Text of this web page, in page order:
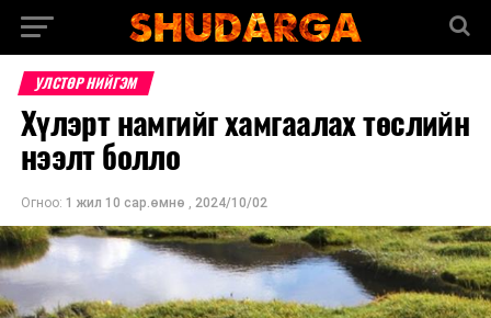
УЛСТӨР НИЙГЭМ
Хүлэрт намгийг хамгаалах төслийн
нээлт болло
Огноо: 1 жил 10 сар.өмнө , 2024/10/02